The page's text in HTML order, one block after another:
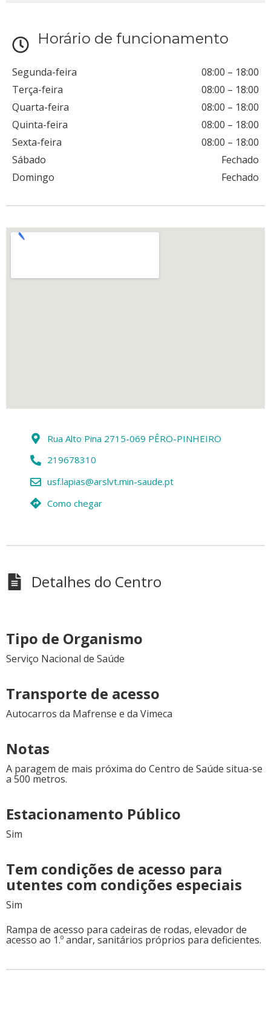
Horário de funcionamento
Segunda-feira 08:00 – 18:00
Terça-feira
08:00 – 18:00
Quarta-feira
08:00 – 18:00
Quinta-feira
08:00 – 18:00
Sexta-feira
08:00 – 18:00
Sábado
Fechado
Domingo
Fechado
Rua Alto Pina 2715-069 PÊRO-PINHEIRO
219678310
usf.lapias@arslvt.min-saude.pt
Como chegar
Detalhes do Centro
Tipo de Organismo
Serviço Nacional de Saúde
Transporte de acesso
Autocarros da Mafrense e da Vimeca
Notas
A paragem de mais próxima do Centro de Saúde situa-se
a 500 metros.
Estacionamento Público
Sim
Tem condições de acesso para
utentes com condições especiais
Sim
Rampa de acesso para cadeiras de rodas, elevador de
acesso ao 1.º andar, sanitários próprios para deficientes.